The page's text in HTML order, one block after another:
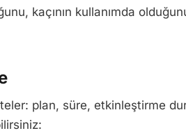
kaçının kullanımda
plan, süre, etkinleştirme